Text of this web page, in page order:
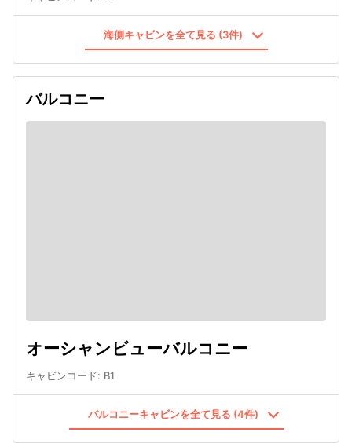
海側キャビンを全て見る (3件)
バルコニー
オーシャンビューバルコニー
キャビンコード: B1
バルコニーキャビンを全て見る (4件)